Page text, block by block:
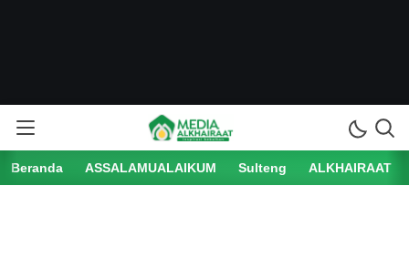
Beranda ASSALAMUALAIKUM Sulteng ALKHAIRAAT